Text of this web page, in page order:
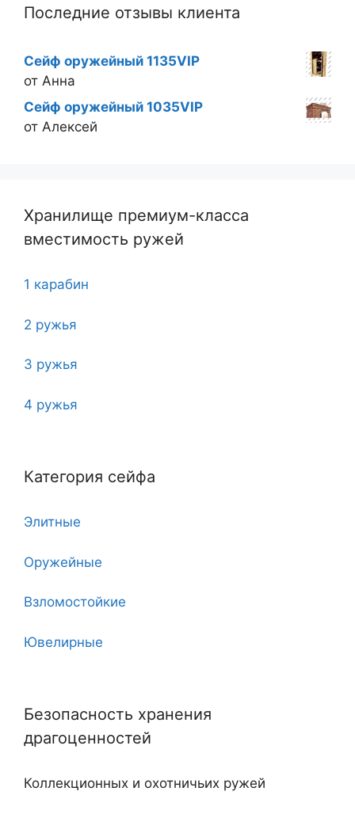
Последние отзывы клиента
Сейф оружейный 1135VIP
от Анна
Сейф оружейный 1035VIP
от Алексей
Хранилище премиум-класса
вместимость ружей
1 карабин
2 ружья
3 ружья
4 ружья
6
7
7 клинков
8
10
12
Категория сейфа
Элитные
Оружейные
Взломостойкие
Ювелирные
Двухдверные
Безопасность хранения
драгоценностей
Коллекционных и охотничьих ружей